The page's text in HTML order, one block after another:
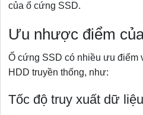
của ổ cứng SSD.
Ưu nhược điểm
Ổ cứng SSD có nhiều ưu điểm
HDD truyền thống, như:
Tốc độ truy xuất dữ